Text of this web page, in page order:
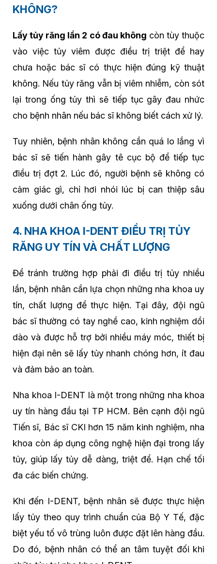
KHÔNG?
Lấy tủy răng lần 2 có đau không còn tùy thuộc
vào việc tủy viêm được điều trị triệt để hay
chưa hoặc bác sĩ có thực hiện đúng kỹ thuật
không. Nếu tủy răng vẫn bị viêm nhiễm, còn sót
lại trong ống tủy thì sẽ tiếp tục gây đau nhức
cho bệnh nhân nếu bác sĩ không biết cách xử lý.
Tuy nhiên, bệnh nhân không cần quá lo lắng vì
bác sĩ sẽ tiến hành gây tê cục bộ để tiếp tục
điều trị đợt 2. Lúc đó, người bệnh sẽ không có
cảm giác gì, chỉ hơi nhói lúc bị can thiệp sâu
xuống dưới chân ống tủy.
4. NHA KHOA I-DENT ĐIỀU TRỊ TỦY
RĂNG UY TÍN VÀ CHẤT LƯỢNG
Để tránh trường hợp phải đi điều trị tủy nhiều
lần, bệnh nhân cần lựa chọn những nha khoa uy
tín, chất lượng để thực hiện. Tại đây, đội ngũ
bác sĩ thường có tay nghề cao, kinh nghiệm dồi
dào và được hỗ trợ bởi nhiều máy móc, thiết bị
hiện đại nên sẽ lấy tủy nhanh chóng hơn, ít đau
và đảm bảo an toàn.
Nha khoa I-DENT là một trong những nha khoa
uy tín hàng đầu tại TP HCM. Bên cạnh đội ngũ
Tiến sĩ, Bác sĩ CKI hơn 15 năm kinh nghiệm, nha
khoa còn áp dụng công nghệ hiện đại trong lấy
tủy, giúp lấy tủy dễ dàng, triệt để. Hạn chế tối
đa các biến chứng.
Khi đến I-DENT, bệnh nhân sẽ được thực hiện
lấy tủy theo quy trình chuẩn của Bộ Y Tế, đặc
biệt yếu tố vô trùng luôn được đặt lên hàng đầu.
Do đó, bệnh nhân có thể an tâm tuyệt đối khi